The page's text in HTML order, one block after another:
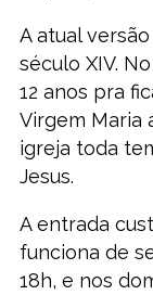
A atual
século XIV.
12 anos pra
Virgem Maria
igreja toda
Jesus.
A entrada
funciona de
18h, e nos